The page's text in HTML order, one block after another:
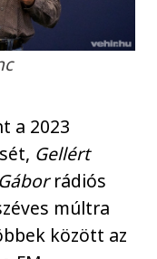
a 2023
Gellért
rádiós
múltra
között az